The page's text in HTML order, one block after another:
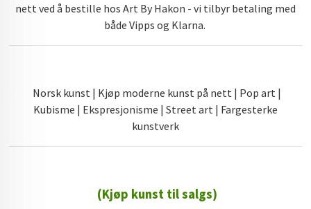
nett ved å bestille hos Art By Hakon - vi tilbyr betaling med
både Vipps og Klarna.
Norsk kunst | Kjøp moderne kunst på nett | Pop art |
Kubisme | Ekspresjonisme | Street art | Fargesterke
kunstverk
(Kjøp kunst til salgs)